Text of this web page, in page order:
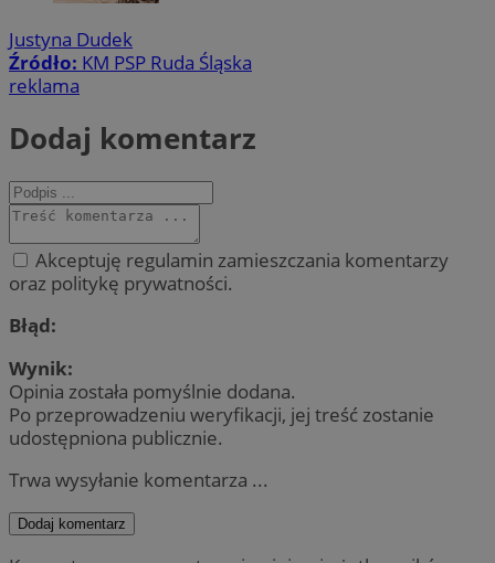
Justyna Dudek
Źródło: KM PSP Ruda Śląska
reklama
Dodaj komentarz
Akceptuję regulamin zamieszczania komentarzy
oraz politykę prywatności.
Błąd:
Wynik:
Opinia została pomyślnie dodana.
Po przeprowadzeniu weryfikacji, jej treść zostanie
udostępniona publicznie.
Trwa wysyłanie komentarza ...
Dodaj komentarz